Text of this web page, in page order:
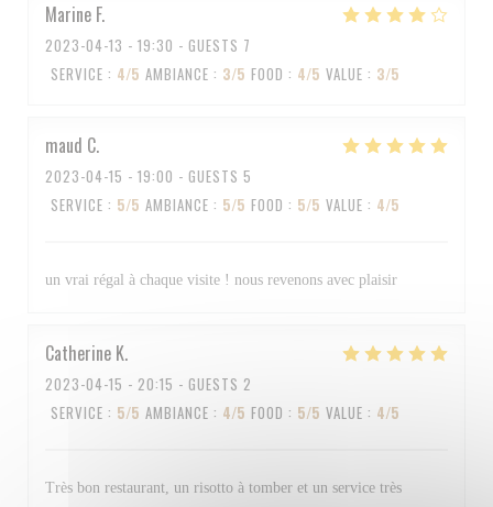
Marine F
2023-04-13 - 19:30 - GUESTS 7
SERVICE : 4/5 AMBIANCE : 3/5 FOOD : 4/5 VALUE : 3/5
maud C
2023-04-15 - 19:00 - GUESTS 5
SERVICE : 5/5 AMBIANCE : 5/5 FOOD : 5/5 VALUE : 4/5
un vrai régal à chaque visite ! nous revenons avec plaisir
Catherine K
2023-04-15 - 20:15 - GUESTS 2
SERVICE : 5/5 AMBIANCE : 4/5 FOOD : 5/5 VALUE : 4/5
Très bon restaurant, un risotto à tomber et un service très